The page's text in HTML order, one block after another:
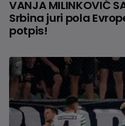
VANJA MILINKOVIĆ
Srbina juri pola
potpis!